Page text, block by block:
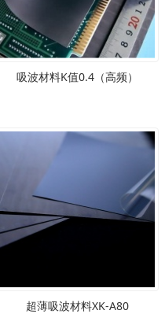
吸波材料K值0.4（高频）
超薄吸波材料XK-A80